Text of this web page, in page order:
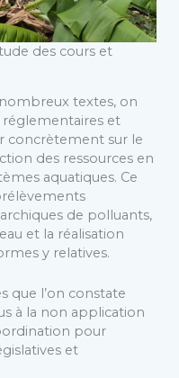
des cours et
textes, on
et
concrètement sur le
des ressources en
aquatiques. Ce
de polluants,
et la réalisation
y relatives.
que l’on constate
à la non application
pour
et